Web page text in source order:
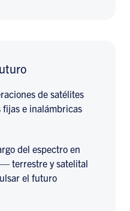
de satélites
e inalámbricas
del espectro en
terrestre y satelital
el futuro